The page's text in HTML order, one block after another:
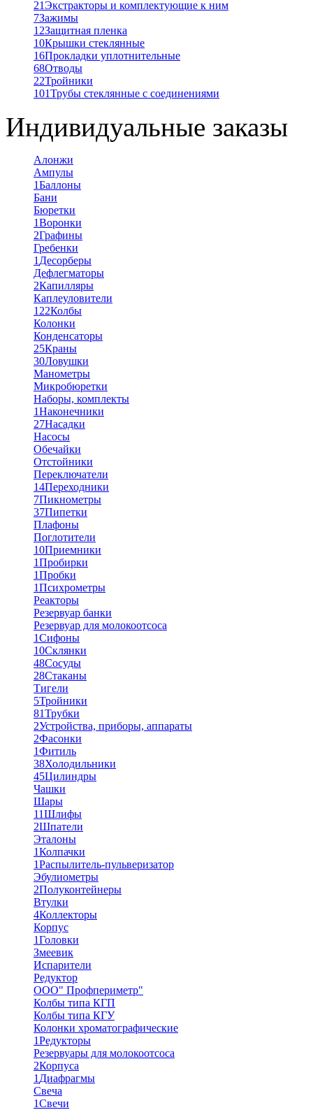
21Экстракторы и комплектующие к ним
7Зажимы
12Защитная пленка
10Крышки стеклянные
16Прокладки уплотнительные
68Отводы
22Тройники
101Трубы стеклянные с соединениями
Индивидуальные заказы
Алонжи
Ампулы
1Баллоны
Бани
Бюретки
1Воронки
2Графины
Гребенки
1 Десорберы
Дефлегматоры
2Капилляры
Каплеуловители
122Колбы
Колонки
Конденсаторы
25Краны
30Ловушки
Манометры
Микробюретки
Наборы, комплекты
1Наконечники
27Насадки
Насосы
Обечайки
Отстойники
Переключатели
14Переходники
7Пикнометры
37Пипетки
Плафоны
Поглотители
10Приемники
1Пробирки
1Пробки
1Психрометры
Реакторы
Резервуар банки
Резервуар для молокоотсоса
1Сифоны
10Склянки
48Сосуды
28Стаканы
Тигели
5Тройники
81Трубки
2Устройства, приборы, аппараты
2Фасонки
1Фитиль
38Холодильники
45Цилиндры
Чашки
Шары
11Шлифы
2Шпатели
Эталоны
1Колпачки
1Распылитель-пульверизатор
Эбулиометры
2Полуконтейнеры
Втулки
4Коллекторы
Корпус
1Головки
Змеевик
Испарители
Редуктор
ООО" Профпериметр"
Колбы типа КГП
Колбы типа КГУ
Колонки хроматографические
1Редукторы
Резервуары для молокоотсоса
2Корпуса
1 Диафрагмы
Свеча
1Свечи